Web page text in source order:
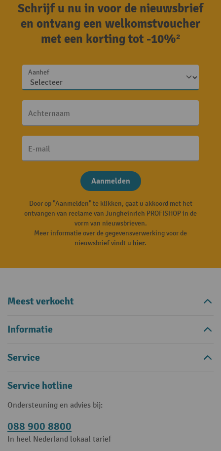
Schrijf u nu in voor de nieuwsbrief
en ontvang een welkomstvoucher
met een korting tot -10%²
Aanhef
Achternaam
E-mail
Aanmelden
Door op "Aanmelden" te klikken, gaat u akkoord met het
ontvangen van reclame van Jungheinrich PROFISHOP in de
vorm van nieuwsbrieven.
Meer informatie over de gegevensverwerking voor de
nieuwsbrief vindt u hier.
Meest verkocht
Informatie
Service
Service hotline
Ondersteuning en advies bij:
088 900 8800
In heel Nederland lokaal tarief